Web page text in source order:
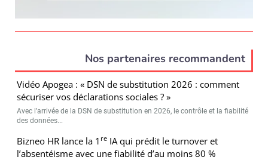
Nos partenaires recommandent
Vidéo Apogea : « DSN de substitution 2026 : comment
sécuriser vos déclarations sociales ? »
Avec l’arrivée de la DSN de substitution en 2026, le contrôle et la fiabilité
des données...
Bizneo HR lance la 1 re IA qui prédit le turnover et
l’absentéisme avec une fiabilité d’au moins 80 %